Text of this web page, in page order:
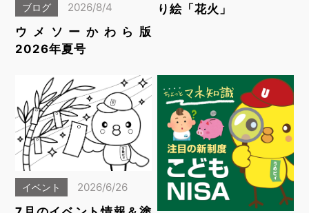
ブログ 2026/8/4
ウメソーかわら版
2026年夏号
り絵「花火」
イベント 2026/6/26